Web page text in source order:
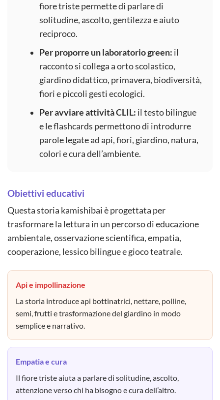
fiore triste permette di parlare di
solitudine, ascolto, gentilezza e aiuto
reciproco.
Per proporre un laboratorio green: il
racconto si collega a orto scolastico,
giardino didattico, primavera, biodiversità,
fiori e piccoli gesti ecologici.
Per avviare attività CLIL: il testo bilingue
e le flashcards permettono di introdurre
parole legate ad api, fiori, giardino, natura,
colori e cura dell’ambiente.
Obiettivi educativi
Questa storia kamishibai è progettata per
trasformare la lettura in un percorso di educazione
ambientale, osservazione scientifica, empatia,
cooperazione, lessico bilingue e gioco teatrale.
Api e impollinazione
La storia introduce api bottinatrici, nettare, polline,
semi, frutti e trasformazione del giardino in modo
semplice e narrativo.
Empatia e cura
Il fiore triste aiuta a parlare di solitudine, ascolto,
attenzione verso chi ha bisogno e cura dell’altro.